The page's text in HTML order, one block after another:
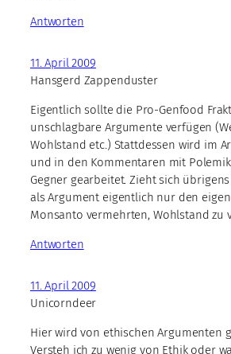
Antworten
11. April 2009
Hansgerd Zappenduster
Eigentlich sollte die Pro-Genfood
unschlagbare Argumente verfügen
Wohlstand etc.) Stattdessen wird im
und in den Kommentaren mit
Gegner gearbeitet. Zieht sich übrigens
als Argument eigentlich nur den
Monsanto vermehrten, Wohlstand zu
Antworten
11. April 2009
Unicorndeer
Hier wird von ethischen Argumenten
Versteh ich zu wenig von Ethik oder